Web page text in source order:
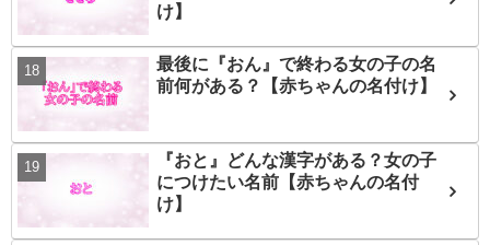
け】
最後に『おん』で終わる女の子の名
前何がある？【赤ちゃんの名付け】
『おと』どんな漢字がある？女の子
につけたい名前【赤ちゃんの名付
け】